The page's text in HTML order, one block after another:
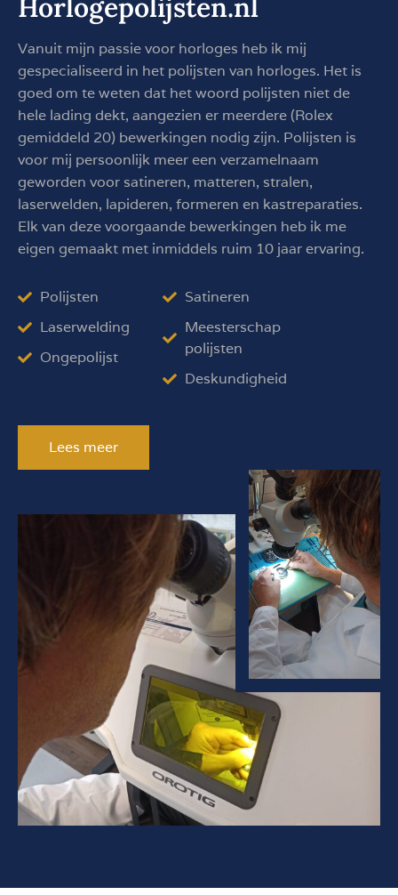
Horlogepolijsten.nl
Vanuit mijn passie voor horloges heb ik mij
gespecialiseerd in het polijsten van horloges. Het is
goed om te weten dat het woord polijsten niet de
hele lading dekt, aangezien er meerdere (Rolex
gemiddeld 20) bewerkingen nodig zijn. Polijsten is
voor mij persoonlijk meer een verzamelnaam
geworden voor satineren, matteren, stralen,
laserwelden, lapideren, formeren en kastreparaties.
Elk van deze voorgaande bewerkingen heb ik me
eigen gemaakt met inmiddels ruim 10 jaar ervaring.
Polijsten
Laserwelding
Ongepolijst
Satineren
Meesterschap
polijsten
Deskundigheid
Lees meer